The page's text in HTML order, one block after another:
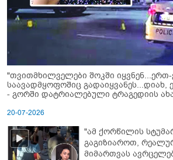
"თვითმხილველები შოკში
საავადმყოფოშიც
- გორში დატრიალებული ტრაგედიის
20-07-2026
"ამ ქორწილის
გაგიზიაროთ,
მიმართვას